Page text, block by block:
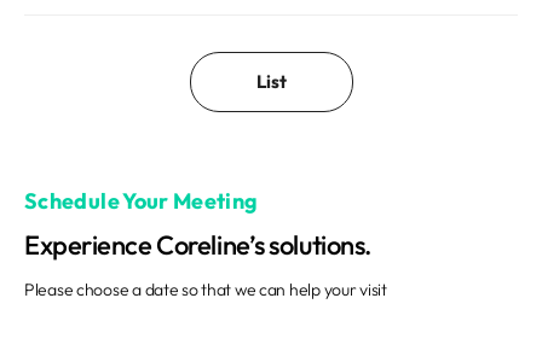
List
Schedule Your Meeting
Experience Coreline’s solutions.
Please choose a date so that we can help your visit